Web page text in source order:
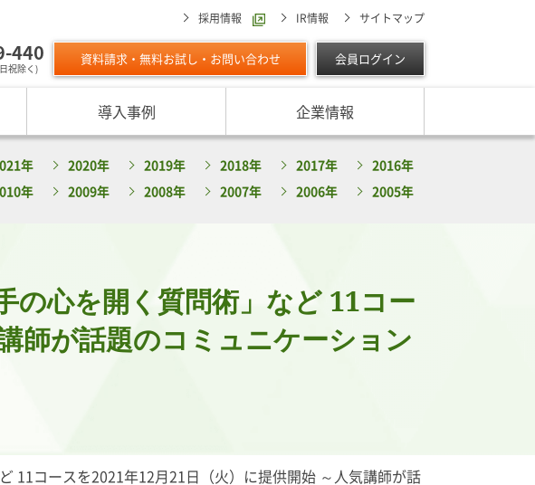
採用情報 IR情報 サイトマップ
440
祝除く)
資料請求・無料お試し・お問い合わせ 会員ログイン
価指標に不満がある
ックツールの
最適な与信限度額の設定方法は
IPOに向けて
ご利用について
金
法
サービスに対する取り組み
よくあるご質問
リスクモンスターの独自調査レポート
リスモン調べ（直近リリース）
書籍のご案内
導入事例 企業情報
ラム
ニュース
プレスリリース
年 2020年 2019年 2018年 2017年 2016年
年 2009年 2008年 2007年 2006年 2005年
の心を開く質問術」など 11コー
師が話題のコミュニケーション
11コースを2021年12月21日（火）に提供開始 ～人気講師が話